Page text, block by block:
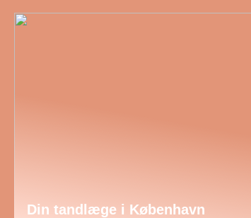
Din tandlæge i København